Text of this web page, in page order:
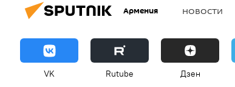
Армения НОВОСТИ
VK Rutube Дзен